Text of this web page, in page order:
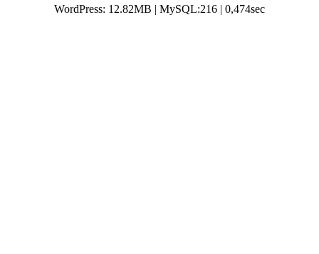
WordPress: 12.82MB | MySQL:216 | 0,474sec